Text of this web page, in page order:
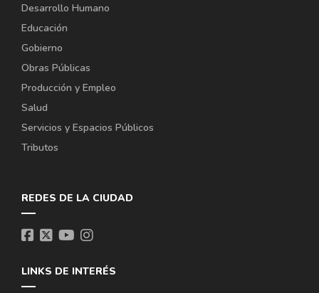
Desarrollo Humano
Educación
Gobierno
Obras Públicas
Producción y Empleo
Salud
Servicios y Espacios Públicos
Tributos
REDES DE LA CIUDAD
LINKS DE INTERÉS